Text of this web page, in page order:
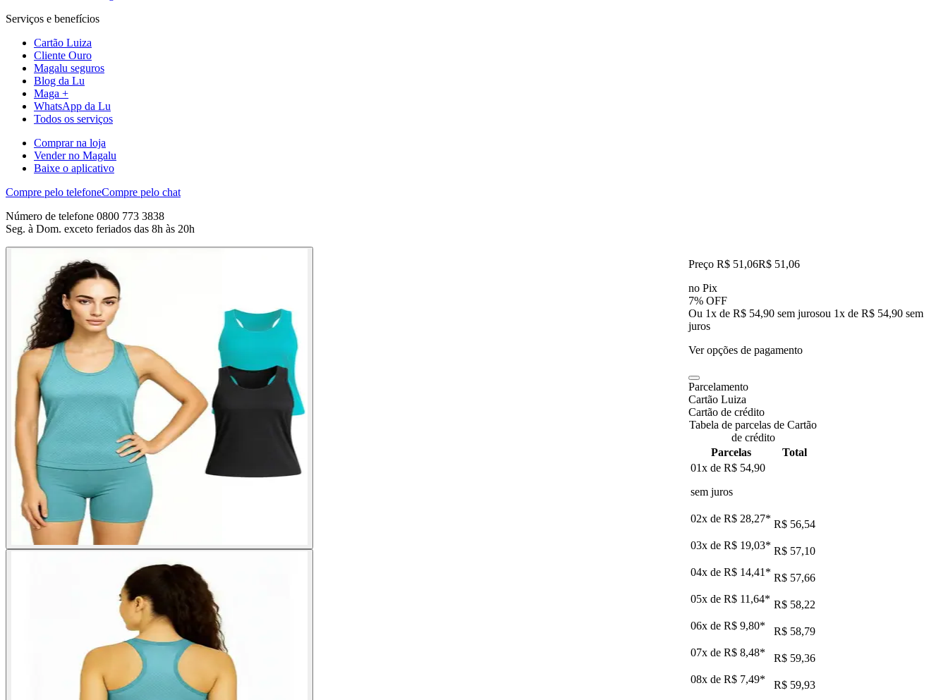
Serviços e benefícios
Cartão Luiza
Cliente Ouro
Magalu seguros
Blog da Lu
Maga +
WhatsApp da Lu
Todos os serviços
Comprar na loja
Vender no Magalu
Baixe o aplicativo
Compre pelo telefoneCompre pelo chat
Número de telefone 0800 773 3838
Seg. à Dom. exceto feriados das 8h às 20h
Preço R$ 51,06R$ 51 ,06
no Pix
7% OFF
Ou 1x de R$ 54,90 sem jurosou 1x de R$ 54,90 sem
juros
Ver opções de pagamento
Parcelamento
Cartão Luiza
Cartão de crédito
Tabela de parcelas de Cartão
de crédito
Parcelas
Total
01x de R$ 54,90
sem juros
02x de R$ 28,27* R$ 56,54
03x de R$ 19,03* R$ 57,10
04x de R$ 14,41 * R$ 57,66
05x de R$ 11,64* R$ 58,22
06x de R$ 9,80*
R$ 58,79
07x de R$ 8,48*
R$ 59,36
08x de R$ 7,49*
R$ 59,93